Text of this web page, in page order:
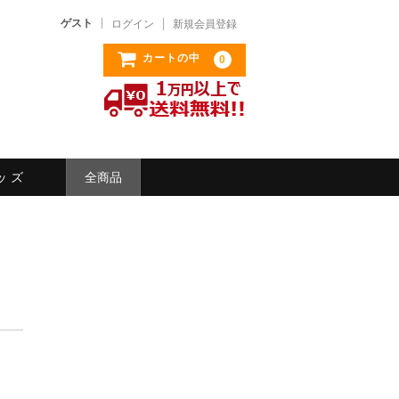
ゲスト ログイン 新規会員登録
カートの中 0
ズ 全商品